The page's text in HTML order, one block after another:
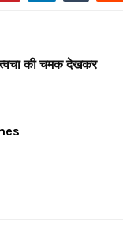
की चमक देखकर